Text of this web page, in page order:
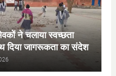
ने चलाया स्वच्छता
दिया जागरूकता का संदेश